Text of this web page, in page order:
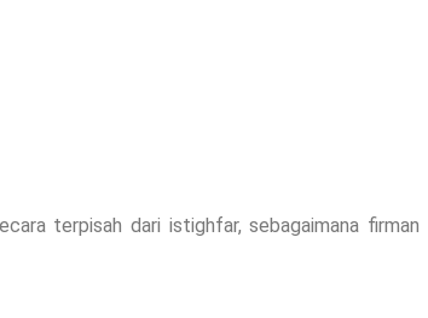
terpisah dari istighfar, sebagaimana firman